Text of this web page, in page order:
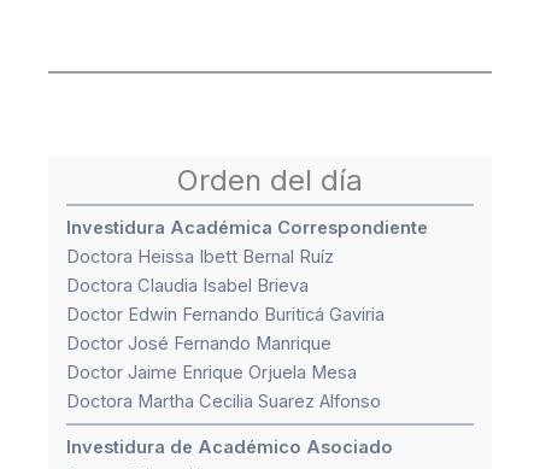
Orden del día
Investidura Académica Correspondiente
Doctora Heissa Ibett Bernal Ruíz
Doctora Claudia Isabel Brieva
Doctor Edwin Fernando Buriticá Gaviria
Doctor José Fernando Manrique
Doctor Jaime Enrique Orjuela Mesa
Doctora Martha Cecilia Suarez Alfonso
Investidura de Académico Asociado